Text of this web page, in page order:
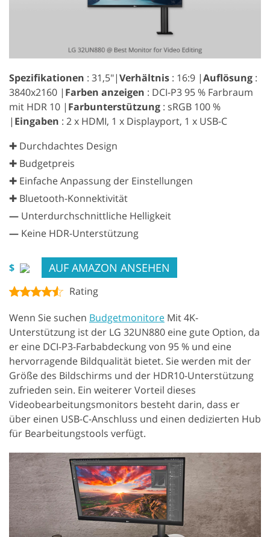
Spezifikationen : 31,5″|Verhältnis : 16:9 |Auflösung :
3840x2160 | Farben anzeigen : DCI-P3 95 % Farbraum
mit HDR 10 | Farbunterstützung : sRGB 100 %
| Eingaben : 2 x HDMI, 1 x Displayport, 1 x USB-C
✚ Durchdachtes Design
✚ Budgetpreis
✚ Einfache Anpassung der Einstellungen
✚ Bluetooth-Konnektivität
— Unterdurchschnittliche Helligkeit
— Keine HDR-Unterstützung
$ AUF AMAZON ANSEHEN
Rating
Wenn Sie suchen Budgetmonitore Mit 4K-
Unterstützung ist der LG 32UN880 eine gute Option, da
er eine DCI-P3-Farbabdeckung von 95 % und eine
hervorragende Bildqualität bietet. Sie werden mit der
Größe des Bildschirms und der HDR10-Unterstützung
zufrieden sein. Ein weiterer Vorteil dieses
Videobearbeitungsmonitors besteht darin, dass er
über einen USB-C-Anschluss und einen dedizierten Hub
für Bearbeitungstools verfügt.